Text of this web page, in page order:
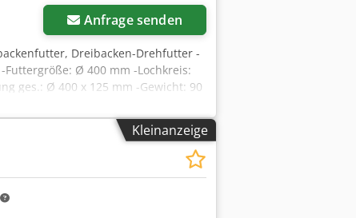
Anfrage senden
Dreibacken-Drehfutter -
Ø 400 mm -Lochkreis:
ges.: Ø 400 x 125 mm -Gewicht: 90
Kleinanzeige